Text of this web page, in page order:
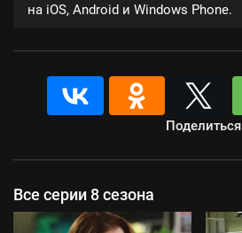
на iOS, Android и Windows Phone.
Поделиться
Все серии 8 сезона